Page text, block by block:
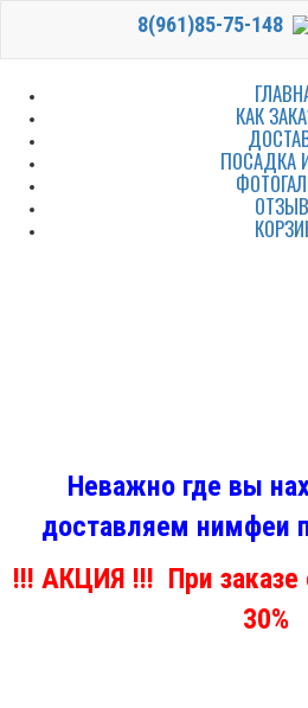
8(961)85-75-148
КАК
ПОСАДКА
Неважно где вы
доставляем нимфеи
!!! АКЦИЯ !!! При заказе
30%